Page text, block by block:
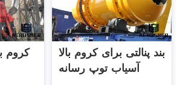
کروم
بند پنالتی برای کروم بالا
آسیاب توپ رسانه